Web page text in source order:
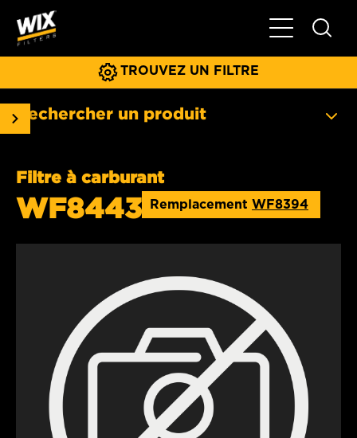
Basculer la
TROUVEZ UN FILTRE
Rechercher un produit
Filtre à carburant
WF8443 Remplacement WF8394